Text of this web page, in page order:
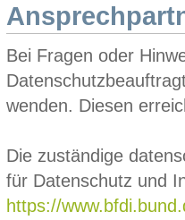
Bei Fragen oder
wenden. Diesen
Die zuständige
für Datenschutz und
https://